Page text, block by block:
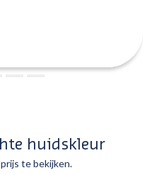
huidskleur
te bekijken.